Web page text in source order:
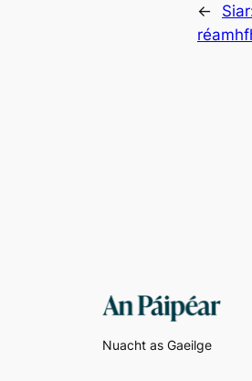
←
Nuacht as Gaeilge